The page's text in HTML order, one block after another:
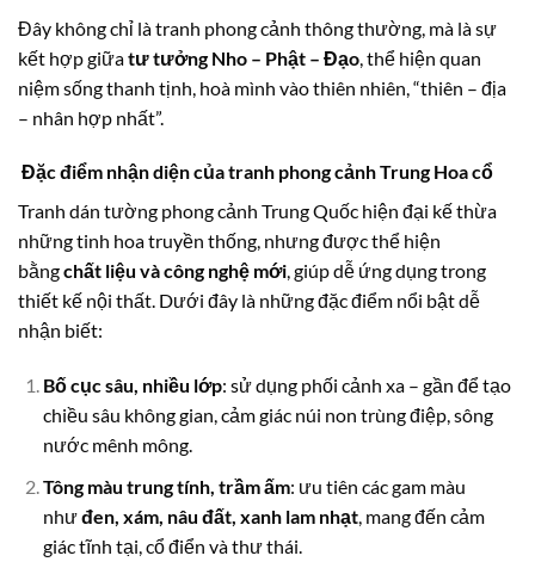
Đây không chỉ là tranh phong cảnh thông thường, mà là sự
kết hợp giữatư tưởng Nho – Phật – Đạo , thể hiện quan
niệm sống thanh tịnh, hoà mình vào thiên nhiên, “thiên – địa
– nhân hợp nhất”.
Đặc điểm nhận diện của tranh phong cảnh Trung Hoa cổ
Tranh dán tường phong cảnh Trung Quốc hiện đại kế thừa
những tinh hoa truyền thống, nhưng được thể hiện
bằngchất liệu và công nghệ mới, giúp dễ ứng dụng trong
thiết kế nội thất. Dưới đây là những đặc điểm nổi bật dễ
nhận biết:
Bố cục sâu, nhiều lớp: sử dụng phối cảnh xa – gần để tạo
chiều sâu không gian, cảm giác núi non trùng điệp, sông
nước mênh mông.
Tông màu trung tính, trầm ấm: ưu tiên các gam màu
nhưđen, xám, nâu đất, xanh lam nhạt, mang đến cảm
giác tĩnh tại, cổ điển và thư thái.